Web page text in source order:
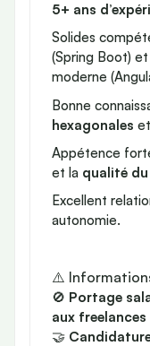
5+ ans
Solides
(Spring Boot)
moderne
Bonne
hexagonales
Appétence
et la qualité
Excellent
autonomie.
⚠️
🚫 Portage
aux
🤝